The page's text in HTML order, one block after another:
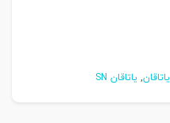
یاتاقان, یاتاقان SN